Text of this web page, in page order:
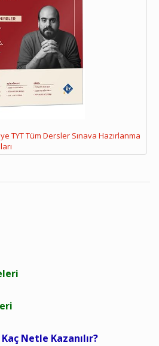
TYT Tüm Dersler Sınava Hazırlanma
Netle Kazanılır?